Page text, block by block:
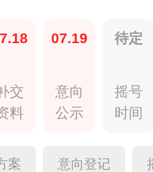
交
料
07.19
意向
公示
待定
摇号
时间
案 意向登记